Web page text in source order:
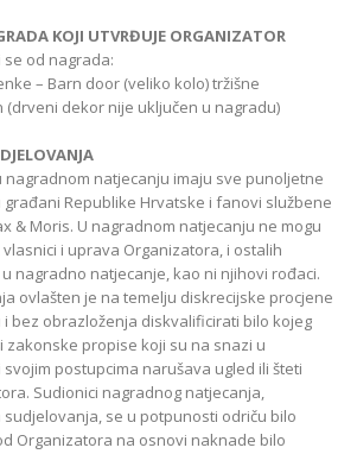
KOJI UTVRĐUJE ORGANIZATOR
od nagrada:
– Barn door (veliko kolo) tržišne
(drveni dekor nije uključen u nagradu)
nagradnom natjecanju imaju sve punoljetne
Republike Hrvatske i fanovi službene
& Moris. U nagradnom natjecanju ne mogu
i uprava Organizatora, i ostalih
nagradno natjecanje, kao ni njihovi rođaci.
ovlašten je na temelju diskrecijske procjene
bez obrazloženja diskvalificirati bilo kojeg
zakonske propise koji su na snazi u
postupcima narušava ugled ili šteti
Sudionici nagradnog natjecanja,
se u potpunosti odriču bilo
Organizatora na osnovi naknade bilo